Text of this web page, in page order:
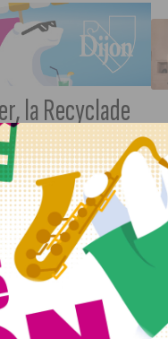
la Recyclade
grande
pourrez y trouver des
10.000 petites